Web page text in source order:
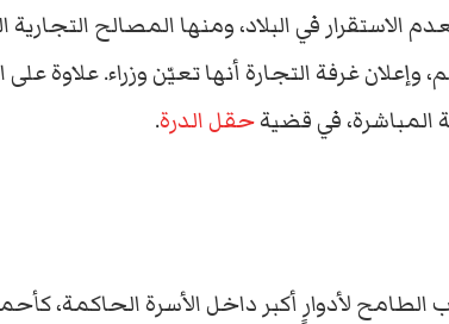
في البلاد، ومنها المصالح التجارية
غرفة التجارة أنها تعيّن وزراء. علاوة على
المباشرة، في قضيةحقل الدرة.
لأدوارٍ أكبر داخل الأسرة الحاكمة،